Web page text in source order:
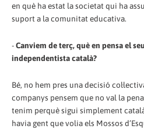
en què ha estat la societat qui ha
suport a la comunitat educativa.
-Canviem de terç, què en pensa el
independentista català?
Bé, no hem pres una decisió
companys pensem que no val la
tenim perquè sigui simplement
havia gent que volia els Mossos